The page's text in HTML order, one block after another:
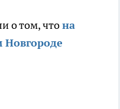
о том, чтона